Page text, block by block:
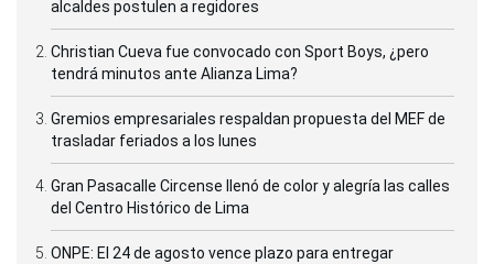
alcaldes postulen a regidores
Christian Cueva fue convocado con Sport Boys, ¿pero
tendrá minutos ante Alianza Lima?
Gremios empresariales respaldan propuesta del MEF de
trasladar feriados a los lunes
Gran Pasacalle Circense llenó de color y alegría las calles
del Centro Histórico de Lima
ONPE: El 24 de agosto vence plazo para entregar